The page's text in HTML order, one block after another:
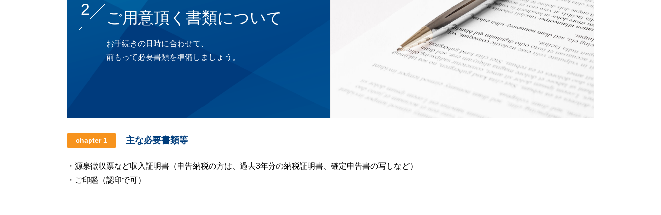
2 ご用意頂く書類について
お手続きの日時に合わせて、
前もって必要書類を準備しましょう。
chapter 1 主な必要書類等
・源泉徴収票など収入証明書（申告納税の方は、過去3年分の納税証明書、確定申告書の写しなど）
・ご印鑑（認印で可）